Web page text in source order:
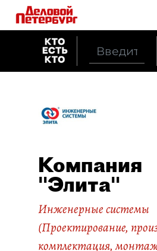
Компания
"Элита"
Инженерные системы
(Проектирование,
комплектация,